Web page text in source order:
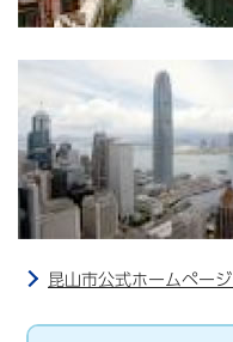
昆山市公式ホームページ